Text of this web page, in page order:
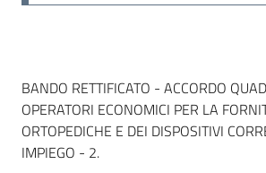
Dati del bando
BANDO RETTIFICATO - ACCORDO
OPERATORI ECONOMICI PER LA
ORTOPEDICHE E DEI DISPOSITIVI
IMPIEGO - 2.